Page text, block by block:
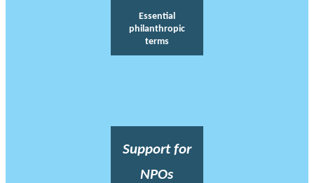
Essential
philanthropic
terms
Support for
NPOs